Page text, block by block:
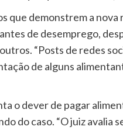
que demonstrem a nova
de desemprego,
“Posts de redes
de alguns
o dever de pagar
do caso. “O juiz avalia